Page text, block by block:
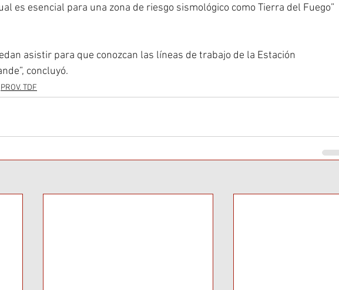
es esencial para una zona de riesgo sismológico como Tierra del Fuego”
asistir para que conozcan las líneas de trabajo de la Estación
concluyó.
PROV. TDF